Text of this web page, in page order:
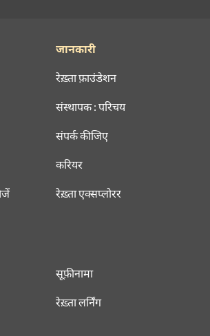
जानकारी
रेख़्ता फ़ाउंडेशन
संस्थापक : परिचय
संपर्क कीजिए
करियर
रेख़्ता एक्सप्लोरर
सूफ़ीनामा
रेख़्ता लर्निंग